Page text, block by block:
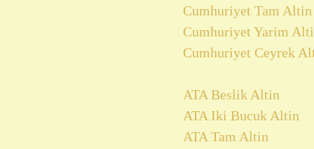
Cumhuriyet Tam
Cumhuriyet Yarim
Cumhuriyet Ceyrek
ATA Beslik Altin
ATA Iki Bucuk Altin
ATA Tam Altin